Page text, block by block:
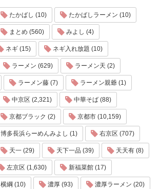
たかばし (10) たかばしラーメン (10)
まとめ (560) みよし (4)
ネギ (15) ネギ入れ放題 (10)
ラーメン (629) ラーメン天 (2)
ラーメン藤 (7) ラーメン親爺 (1)
中京区 (2,321) 中華そば (88)
京都ブラック (2) 京都市 (10,159)
博多長浜らーめんみよし (1) 右京区 (707)
天一 (29) 天下一品 (39) 天天有 (8)
左京区 (1,630) 新福菜館 (17)
横綱 (10) 濃厚 (93) 濃厚ラーメン (20)